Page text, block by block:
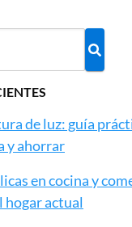
de luz: guía
y ahorrar
en cocina y
hogar actual